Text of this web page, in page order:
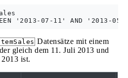
Datensätze mit einem
gleich dem 11. Juli 2013 und
ist.